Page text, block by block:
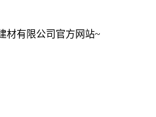
材有限公司官方网站~